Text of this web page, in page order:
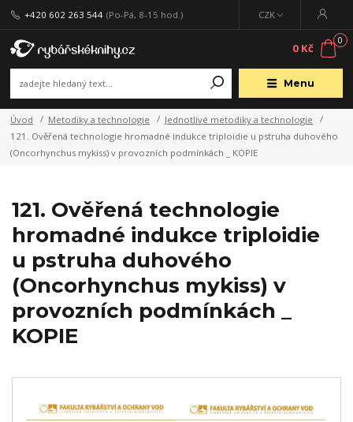
Menu
CZK
+420 602 263 544 (Po-Pá, 8-15 hod.)
0
0 Kč
Úvod Metodiky a technologie
Jednotlivé metodiky a technologie
121. Ověřená technologie hromadné indukce triploidie u pstruha duhového
(Oncorhynchus mykiss) v provozních podmínkách _ KOPIE
121. Ověřená technologie
hromadné indukce triploidie
u pstruha duhového
(Oncorhynchus mykiss) v
provozních podmínkách _
KOPIE